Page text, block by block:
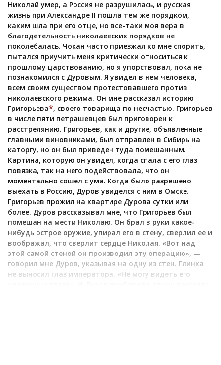
Николай умер, а Россия не разрушилась, и русская
жизнь при Александре II пошла тем же порядком,
каким шла при его отце, но все-таки моя вера в
благодетельность николаевских порядков не
поколебалась. Чокан часто приезжал ко мне спорить,
пытался приучить меня критически относиться к
прошлому царствованию, но я упорствовал, пока не
познакомился с Дуровым. Я увидел в нем человека,
всем своим существом протестовавшего против
николаевского режима. Он мне рассказал историю
Григорьева*, своего товарища по несчастью. Григорьев
в числе пяти петрашевцев был приговорен к
расстрелянию. Григорьев, как и другие, объявленные
главными виновниками, был отправлен в Сибирь на
каторгу, но он был приведен туда помешанным.
Картина, которую он увидел, когда спала с его глаз
повязка, так на него подействовала, что он
моментально сошел с ума. Когда было разрешено
выехать в Россию, Дуров увиделся с ним в Омске.
Григорьев прожил на квартире Дурова сутки или
более. Дуров рассказывал мне, что Григорьев был
помешан на мести Николаю. Он брал в руки какое-
нибудь острое оружие, упирал его в стену, сверлил ее и
воображал, что сверлит сердце Николая. «Вот над
этой самой стеной он производил эту операцию», —
говорил мне Дуров, указывая на одну из стен. Глинка
не выносил глаз императора. «Не могу видеть его